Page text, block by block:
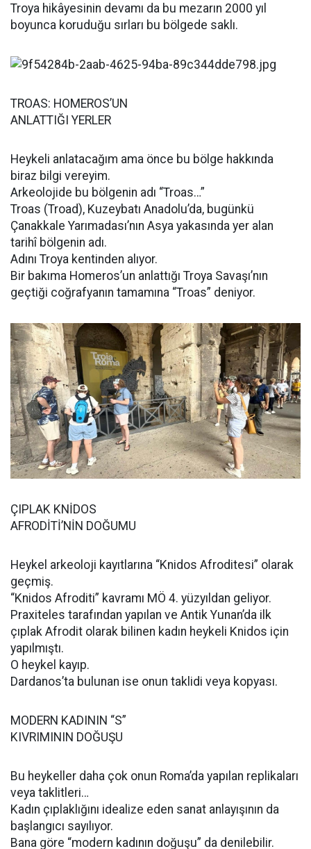
Troya hikâyesinin devamı da bu mezarın 2000 yıl
boyunca koruduğu sırları bu bölgede saklı.
TROAS: HOMEROS’UN
ANLATTIĞI YERLER
Heykeli anlatacağım ama önce bu bölge hakkında
biraz bilgi vereyim.
Arkeolojide bu bölgenin adı “Troas…”
Troas (Troad), Kuzeybatı Anadolu’da, bugünkü
Çanakkale Yarımadası’nın Asya yakasında yer alan
tarihî bölgenin adı.
Adını Troya kentinden alıyor.
Bir bakıma Homeros’un anlattığı Troya Savaşı’nın
geçtiği coğrafyanın tamamına “Troas” deniyor.
ÇIPLAK KNİDOS
AFRODİTİ’NİN DOĞUMU
Heykel arkeoloji kayıtlarına “Knidos Afroditesi” olarak
geçmiş.
“Knidos Afroditi” kavramı MÖ 4. yüzyıldan geliyor.
Praxiteles tarafından yapılan ve Antik Yunan’da ilk
çıplak Afrodit olarak bilinen kadın heykeli Knidos için
yapılmıştı.
O heykel kayıp.
Dardanos’ta bulunan ise onun taklidi veya kopyası.
MODERN KADININ “S”
KIVRIMININ DOĞUŞU
Bu heykeller daha çok onun Roma’da yapılan replikaları
veya taklitleri…
Kadın çıplaklığını idealize eden sanat anlayışının da
başlangıcı sayılıyor.
Bana göre “modern kadının doğuşu” da denilebilir.